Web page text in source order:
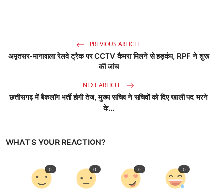
PREVIOUS ARTICLE
अमृतसर-मानावाला रेलवे ट्रैक पर CCTV कैमरा मिलने से हड़कंप, RPF ने शुरू
की जांच
NEXT ARTICLE
छत्तीसगढ़ में बैकलॉग भर्ती होगी तेज, मुख्य सचिव ने सचिवों को दिए खाली पद भरने
के...
WHAT'S YOUR REACTION?
0 0 0 0